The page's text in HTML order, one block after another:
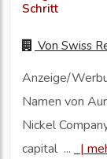
Schritt
Von Swiss
Anzeige/
Namen von
Nickel
capital ...
|